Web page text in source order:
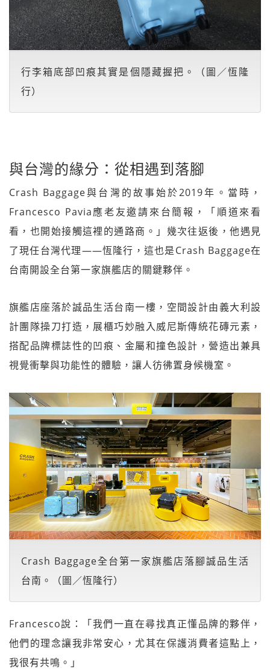
行李箱底部凹痕其實是個隱藏握把。（圖／恆隆
行）
與台灣的緣分：從相遇到落腳
Crash Baggage與台灣的故事始於2019年。當時，
Francesco Pavia應老友邀請來台簡報，「順道來看
看，也開始接觸這裡的通路商。」幾次往返後，他遇見
了現任台灣代理——恆隆行，這也是Crash Baggage在
台南開設全台第一家旗艦店的關鍵夥伴。
旗艦店座落於誠品生活台南一樓，空間設計由義大利設
計團隊操刀打造，展櫃巧妙融入威尼斯傳統花磚元素，
搭配品牌標誌性的凹痕、金屬和撞色設計，營造出兼具
視覺衝擊與功能性的體驗，讓人彷彿置身候機室。
Crash Baggage全台第一家旗艦店落腳誠品生活
台南。（圖／恆隆行）
Francesco說：「我們一直在尋找真正懂品牌的夥伴，
他們的理念讓我非常安心，尤其在保護消費者這點上，
我很有共鳴。」